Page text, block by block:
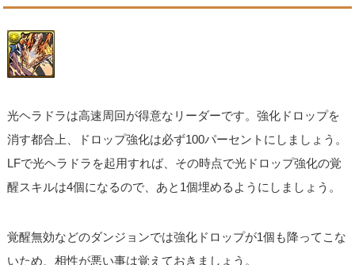
光ヘラドラは高速周回が得意なリーダーです。強化ドロップを
消す都合上、ドロップ強化は必ず100パーセントにしましょう。
LFで光ヘラドラを起用すれば、その時点で光ドロップ強化の覚
醒スキルは4個になるので、あと1個埋めるようにしましょう。
覚醒無効などのダンジョンでは強化ドロップが1個も降ってこな
いため、相性が悪い事は覚えておきましょう。